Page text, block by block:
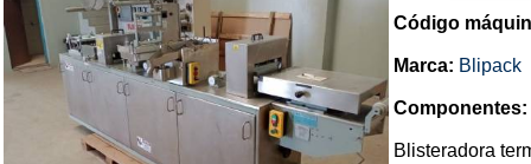
Código
Marca: Blipack
Componentes:
Blisteradora